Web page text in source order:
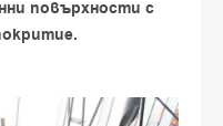
повърхности с